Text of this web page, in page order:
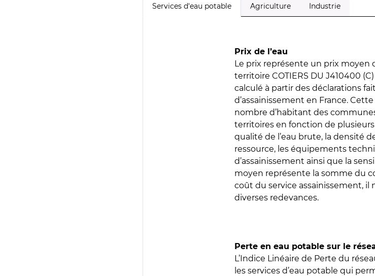
Services d'eau potable Agriculture Industrie
Prix de l’eau
Le prix représente un prix moyen
territoire COTIERS DU J410400
calculé à partir des déclarations
d’assainissement en France.
nombre d’habitant des
territoires en fonction de
qualité de l’eau brute, la densité
ressource, les équipements
d’assainissement ainsi que la
moyen représente la somme du
coût du service assainissement,
diverses redevances.
Perte en eau potable sur le
L’Indice Linéaire de Perte du
les services d’eau potable qui